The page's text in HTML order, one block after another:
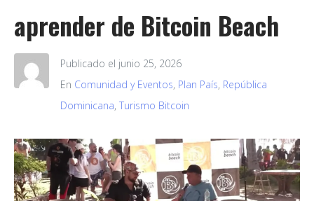
Publicado el junio 25, 2026
En Comunidad y Eventos, Plan País, República
Dominicana, Turismo Bitcoin
aprender de Bitcoin Beach